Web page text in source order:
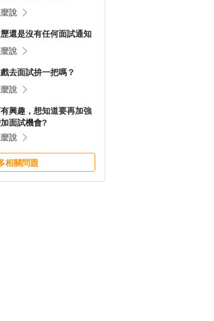
說
還是沒有任何面試通知
說
去面試拚一把嗎？
說
興趣，想知道要再加強
面試機會?
說
相關問題